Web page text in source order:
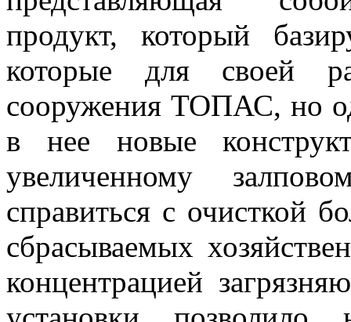
продукт, который
которые для своей
сооружения ТОПАС, но
в нее новые
увеличенному
справиться с очисткой
сбрасываемых
концентрацией